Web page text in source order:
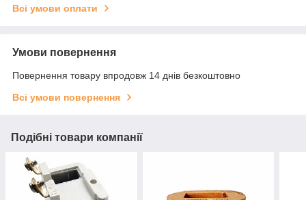
Всі умови оплати
Умови повернення
Повернення товару впродовж 14 днів безкоштовно
Всі умови повернення
Подібні товари компанії